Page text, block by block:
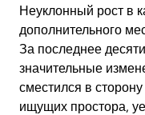
Неуклонный рост в
дополнительного
За последнее
значительные
сместился в
ищущих простора,